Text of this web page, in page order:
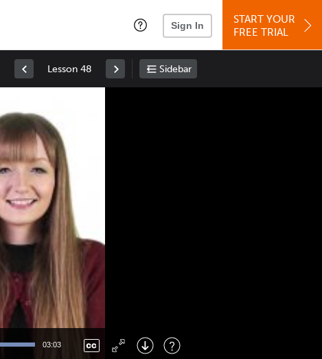
Sign In
START YOUR
FREE TRIAL
Lesson 48 Sidebar
03:03
Right : Skip Forward
: Toggle Fullscreen